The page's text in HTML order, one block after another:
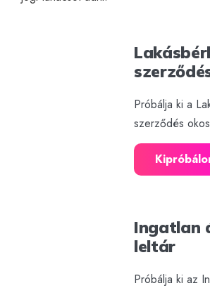
Próbálja ki a
szerződés
Ingatlan
leltár
Próbálja ki az